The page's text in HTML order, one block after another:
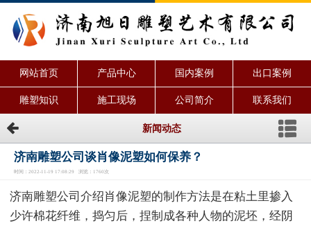
网站首页 产品中心 国内案例 出口案例
雕塑知识 施工现场 公司简介 联系我们
新闻动态
济南雕塑公司谈肖像泥塑如何保养？
时间：2022-11-19 17:08:29 浏览：1760次
济南雕塑公司介绍肖像泥塑的制作方法是在粘土里掺入
少许棉花纤维，捣匀后，捏制成各种人物的泥坯，经阴